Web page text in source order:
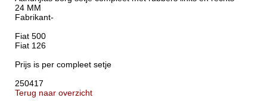
24 MM
Fabrikant-
Fiat 500
Fiat 126
Prijs is per compleet setje
250417
Terug naar overzicht